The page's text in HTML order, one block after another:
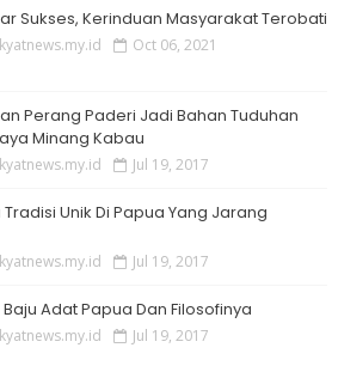
Sukses, Kerinduan Masyarakat Terobati
Oct 06, 2021
Perang Paderi Jadi Bahan Tuduhan
Minang Kabau
Jul 19, 2017
Unik Di Papua Yang Jarang
Jul 19, 2017
Adat Papua Dan Filosofinya
Jul 19, 2017